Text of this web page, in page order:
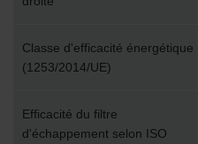
Classe d'efficacité énergétique
(1253/2014/UE)
Efficacité du filtre
d'échappement selon ISO